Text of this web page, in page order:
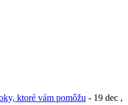
ktoré vám pomôžu - 19 dec ,